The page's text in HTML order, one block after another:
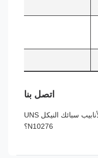
اتصل بنا
هل تبحث عن مورد موثوق لأنابيب سبائك النيكل UNS
N10276؟